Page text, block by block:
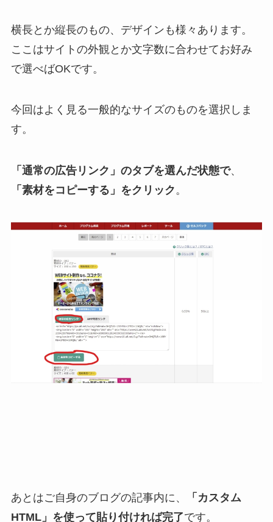
横長とか縦長のもの、デザインも様々あります。
ここはサイトの外観とか文字数に合わせてお好み
で選べばOKです。
今回はよく見る一般的なサイズのものを選択しま
す。
「通常の広告リンク」のタブを選んだ状態で、
「素材をコピーする」をクリック。
あとはご自身のブログの記事内に、
「カスタム
HTML」を使って貼り付ければ完了です。